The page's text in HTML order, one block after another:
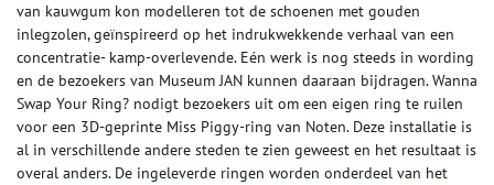
van kauwgum kon modelleren tot de schoenen met gouden
inlegzolen, geïnspireerd op het indrukwekkende verhaal van een
concentratie- kamp-overlevende. Eén werk is nog steeds in wording
en de bezoekers van Museum JAN kunnen daaraan bijdragen. Wanna
Swap Your Ring? nodigt bezoekers uit om een eigen ring te ruilen
voor een 3D-geprinte Miss Piggy-ring van Noten. Deze installatie is
al in verschillende andere steden te zien geweest en het resultaat is
overal anders. De ingeleverde ringen worden onderdeel van het